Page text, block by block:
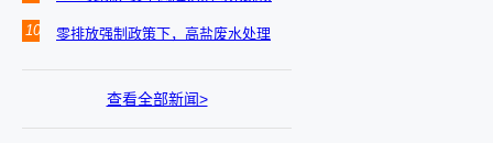
防措施
10
零排放强制政策下，高盐废水处理
查看全部新闻>